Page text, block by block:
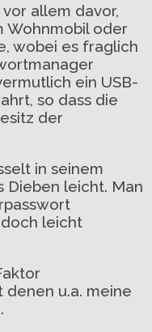
allem davor,
Wohnmobil oder
wobei es fraglich
ein USB-
so dass die
der
in seinem
Dieben leicht. Man
leicht
denen u.a. meine